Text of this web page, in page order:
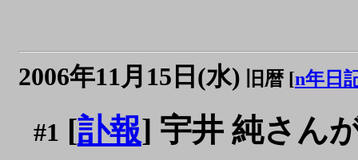
2006年11月15日(水) 旧暦 [n年日
#1 [訃報] 宇井 純さん